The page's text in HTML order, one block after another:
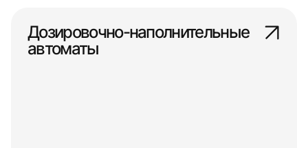
Дозировочно-наполнительные
автоматы